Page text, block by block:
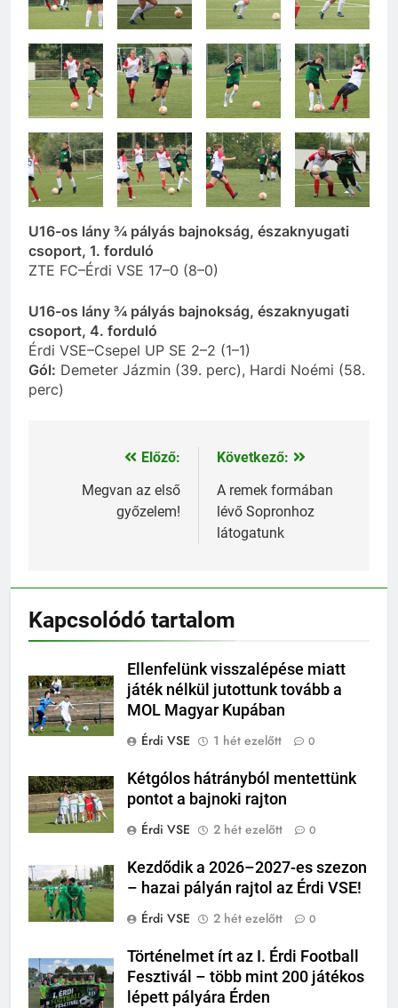
U16-os lány ¾ pályás bajnokság, északnyugati
csoport, 1. forduló
ZTE FC–Érdi VSE 17–0 (8–0)
U16-os lány ¾ pályás bajnokság, északnyugati
csoport, 4. forduló
Érdi VSE–Csepel UP SE 2–2 (1–1)
Gól: Demeter Jázmin (39. perc), Hardi Noémi (58.
perc)
Bejegyzés
navigáció
Előző:
Megvan az első
győzelem!
Következő:
A remek formában
lévő Sopronhoz
látogatunk
Kapcsolódó tartalom
Ellenfelünk visszalépése miatt
játék nélkül jutottunk tovább a
MOL Magyar Kupában
Érdi VSE
1 hét ezelőtt 0
Kétgólos hátrányból mentettünk
pontot a bajnoki rajton
Érdi VSE
2 hét ezelőtt 0
Kezdődik a 2026–2027-es szezon
– hazai pályán rajtol az Érdi VSE!
Érdi VSE
2 hét ezelőtt 0
Történelmet írt az I. Érdi Football
Fesztivál – több mint 200 játékos
lépett pályára Érden